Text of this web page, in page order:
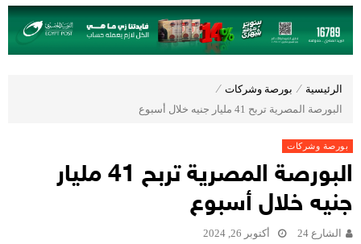
الرئيسية ⁄ بورصة وشركات ⁄
البورصة المصرية تربح 41 مليار جنيه خلال أسبوع
بورصة وشركات
البورصة المصرية تربح 41 مليار
جنيه خلال أسبوع
الشارع 24 أكتوبر 26, 2024